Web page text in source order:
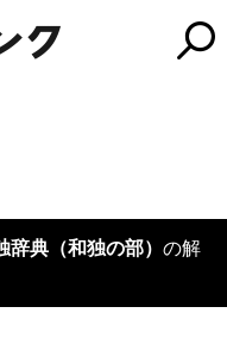
典（和独の部） の解